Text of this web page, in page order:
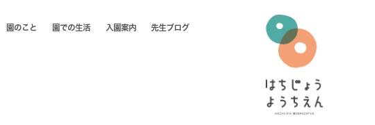
園のこと 園での⽣活 ⼊園案内 先⽣ブログ